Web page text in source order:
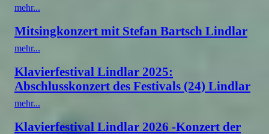
mehr...
Mitsingkonzert mit Stefan Bartsch Lindlar
mehr...
Klavierfestival Lindlar 2025:
Abschlusskonzert des Festivals (24) Lindlar
mehr...
Klavierfestival Lindlar 2026 -Konzert der